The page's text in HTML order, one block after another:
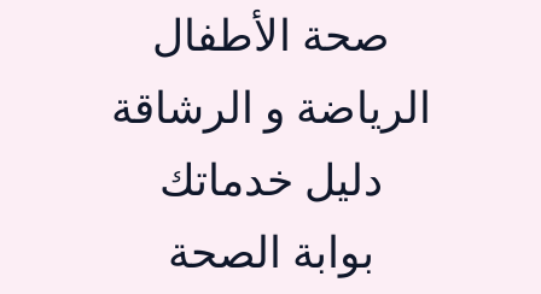
صحة الأطفال
الرياضة و الرشاقة
دليل خدماتك
بوابة الصحة